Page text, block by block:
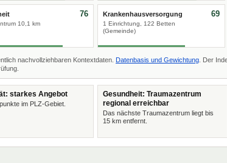
10,1 km
76 Krankenhausversorgung
1 Einrichtung, 122 Betten
(Gemeinde)
69
nachvollziehbaren Kontextdaten. Datenbasis und Gewichtung . Der
starkes Angebot
im PLZ-Gebiet.
Gesundheit: Traumazentrum
regional erreichbar
Das nächste Traumazentrum liegt bis
15 km entfernt.